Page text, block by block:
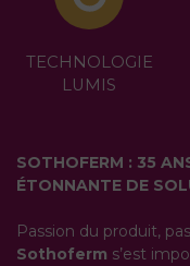
TECHNOLOGIE
LUMIS
SOTHOFERM : 35
ÉTONNANTE DE
Passion du produit,
Sothoferm s’est